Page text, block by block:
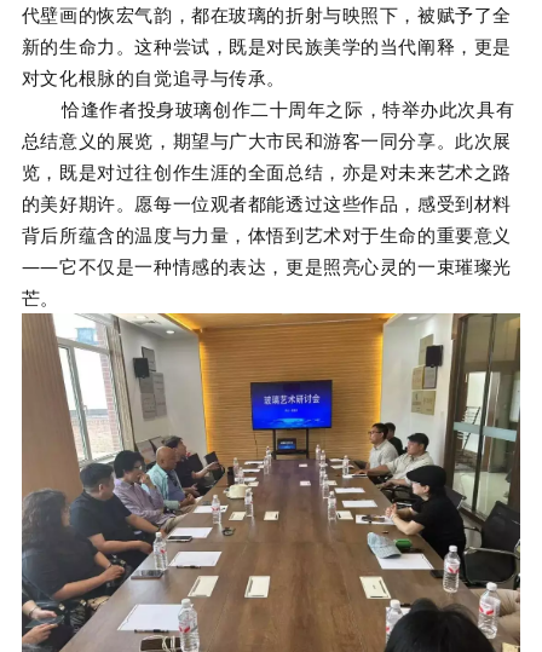
代壁画的恢宏气韵，都在玻璃的折射与映照下，被赋予了全
新的生命力。这种尝试，既是对民族美学的当代阐释，更是
对文化根脉的自觉追寻与传承。
恰逢作者投身玻璃创作二十周年之际，特举办此次具有
总结意义的展览，期望与广大市民和游客一同分享。此次展
览，既是对过往创作生涯的全面总结，亦是对未来艺术之路
的美好期许。愿每一位观者都能透过这些作品，感受到材料
背后所蕴含的温度与力量，体悟到艺术对于生命的重要意义
——它不仅是一种情感的表达，更是照亮心灵的一束璀璨光
芒。